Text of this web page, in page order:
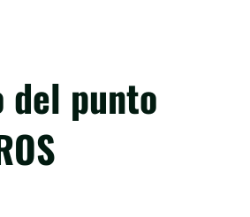
del punto